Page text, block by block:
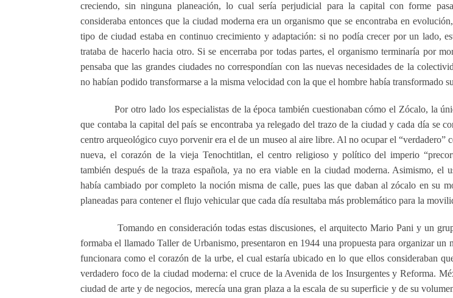
creciendo, sin ninguna planeación, lo cual sería perjudicial para la capital con forme
consideraba entonces que la ciudad moderna era un organismo que se encontraba en
tipo de ciudad estaba en continuo crecimiento y adaptación: si no podía crecer por un lado,
trataba de hacerlo hacia otro. Si se encerraba por todas partes, el organismo terminaría por
pensaba que las grandes ciudades no correspondían con las nuevas necesidades de la
no habían podido transformarse a la misma velocidad con la que el hombre había transformado
Por otro lado los especialistas de la época también cuestionaban cómo el Zócalo, la
que contaba la capital del país se encontraba ya relegado del trazo de la ciudad y cada día se
centro arqueológico cuyo porvenir era el de un museo al aire libre. Al no ocupar el “verdadero”
nueva, el corazón de la vieja Tenochtitlan, el centro religioso y político del imperio
también después de la traza española, ya no era viable en la ciudad moderna. Asimismo, el
había cambiado por completo la noción misma de calle, pues las que daban al zócalo en su
planeadas para contener el flujo vehicular que cada día resultaba más problemático para la
Tomando en consideración todas estas discusiones, el arquitecto Mario Pani y un
formaba el llamado Taller de Urbanismo, presentaron en 1944 una propuesta para organizar un
funcionara como el corazón de la urbe, el cual estaría ubicado en lo que ellos consideraban
verdadero foco de la ciudad moderna: el cruce de la Avenida de los Insurgentes y Reforma.
ciudad de arte y de negocios, merecía una gran plaza a la escala de su superficie y de su